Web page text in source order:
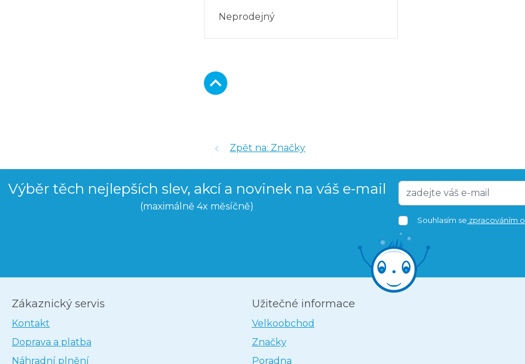
Neprodejný
Zpět na: Značky
Výběr těch nejlepších slev, akcí a novinek na váš e-mail
(maximálně 4x měsíčně)
Souhlasím se zpracováním
Zákaznický servis
Kontakt
Doprava a platba
Náhradní plnění
Užitečné informace
Velkoobchod
Značky
Poradna